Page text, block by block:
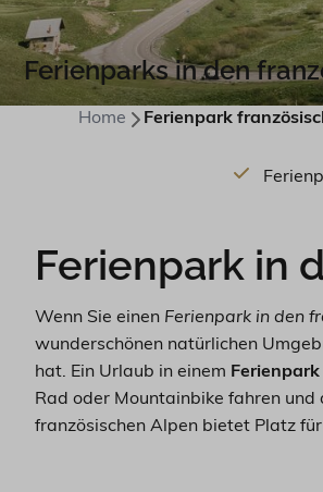
Ferienparks in den
Home Ferienpark
Ferienpark in
Wenn Sie einen Ferienpark in den
wunderschönen natürlichen
hat. Ein Urlaub in einem
Rad oder Mountainbike fahren
französischen Alpen bietet Platz für